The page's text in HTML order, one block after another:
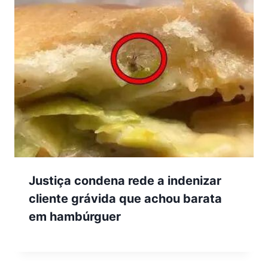
Justiça condena rede a indenizar
cliente grávida que achou barata
em hambúrguer